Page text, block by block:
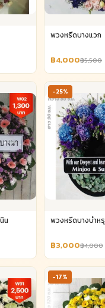
พวงหรีดบางแวก
฿4,000฿5,500
น
-25%
พวงหรีดบางบำหรุ
฿3,000฿4,000
-17%